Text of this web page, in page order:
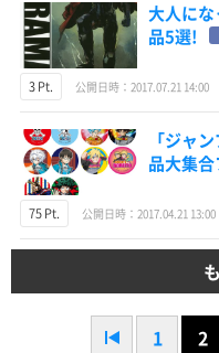
大人に
品5選!
3 Pt. 公開日時：2017.07.21 14:00
「ジャ
品大集
75 Pt. 公開日時：2017.04.21 13:00
1 2